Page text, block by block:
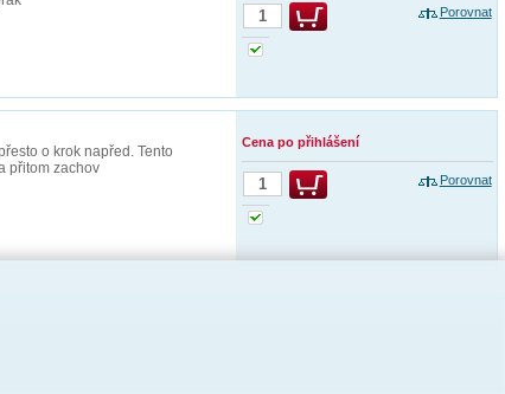
Porovnat
o krok napřed. Tento
přitom zachov
Cena po přihlášení
Porovnat